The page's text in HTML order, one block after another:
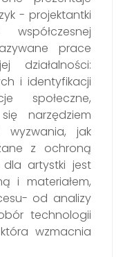
- projektantki
prace
działalności:
i identyfikacji
społeczne,
narzędziem
wyzwania, jak
z ochroną
dla artystki jest
i materiałem,
od analizy
technologii
wzmacnia